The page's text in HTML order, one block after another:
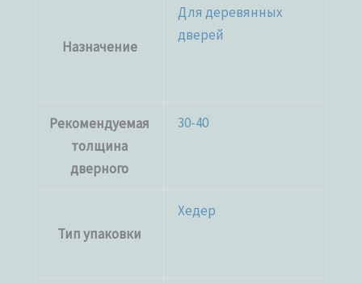
Назначение
Для деревянных
дверей
Рекомендуемая
толщина
дверного
30-40
Тип упаковки
Хедер